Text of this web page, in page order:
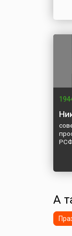
А